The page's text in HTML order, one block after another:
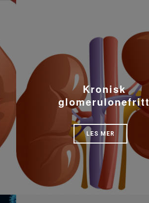
Kronisk
glomerulonefritt
LES MER